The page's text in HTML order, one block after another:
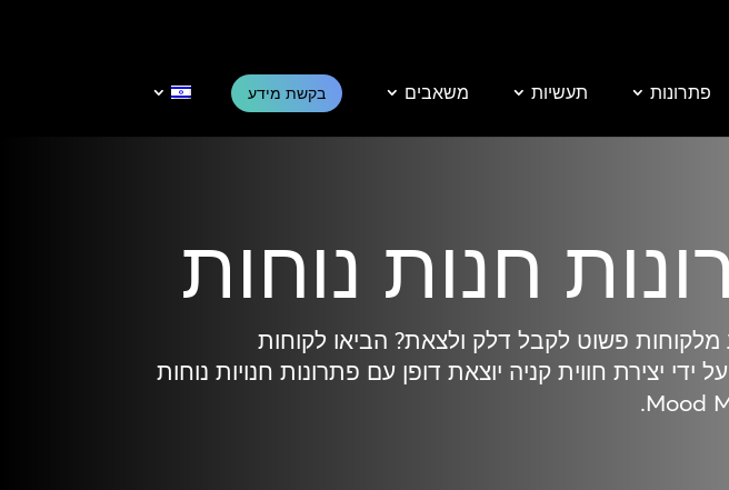
פתרונות תעשיות משאבים בקשת מידע
חנות נוחות
מלקוחות פשוט לקבל דלק ולצאת? הביאו לקוחות
יצירת חווית קניה יוצאת דופן עם פתרונות חנויות נוחות